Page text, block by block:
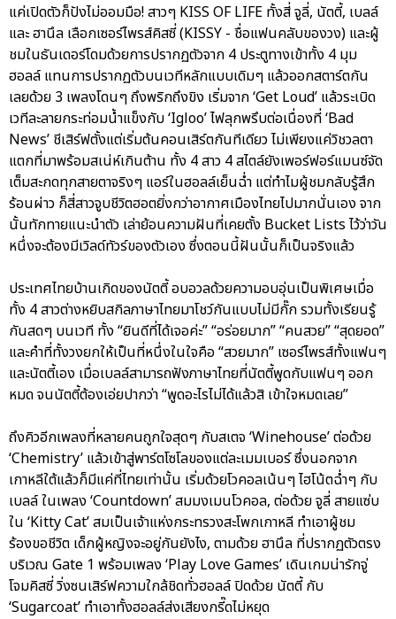
แค่เปิดตัวก็ปังไม่ออมมือ! สาวๆ KISS OF LIFE ทั้งสี่ จูลี่, นัตตี้, เบลล์
และ ฮานึล เลือกเซอร์ไพรส์คิสซี่ (KISSY - ชื่อแฟนคลับของวง) และผู้
ชมในธันเดอร์โดมด้วยการปรากฏตัวจาก 4 ประตูทางเข้าทั้ง 4 มุม
ฮอลล์ แทนการปรากฏตัวบนเวทีหลักแบบเดิมๆ แล้วออกสตาร์ตกัน
เลยด้วย 3 เพลงโดนๆ ถึงพริกถึงขิง เริ่มจาก ‘Get Loud’ แล้วระเบิด
เวทีละลายกระท่อมน้ำแข็งกับ ‘Igloo’ ไฟลุกพรึบต่อเนื่องที่ ‘Bad
News’ ชีเสิร์ฟตั้งแต่เริ่มต้นคอนเสิร์ตกันทีเดียว ไม่เพียงแค่วิชวลตา
แตกที่มาพร้อมสเน่ห์เกินต้าน ทั้ง 4 สาว 4 สไตล์ยังเพอร์ฟอร์แมนซ์จัด
เต็มสะกดทุกสายตาจริงๆ แอร์ในฮอลล์เย็นฉ่ำ แต่ทำไมผู้ชมกลับรู้สึก
ร้อนผ่าว ก็สี่สาวจูบชีวิตฮอตยิ่งกว่าอากาศเมืองไทยไปมากนั่นเอง จาก
นั้นทักทายแนะนำตัว เล่าย้อนความฝันที่เคยตั้ง Bucket Lists ไว้ว่าวัน
หนึ่งจะต้องมีเวิลด์ทัวร์ของตัวเอง ซึ่งตอนนี้ฝันนั้นก็เป็นจริงแล้ว
ประเทศไทยบ้านเกิดของนัตตี้ อบอวลด้วยความอบอุ่นเป็นพิเศษเมื่อ
ทั้ง 4 สาวต่างหยิบสกิลภาษาไทยมาโชว์กันแบบไม่มีกั๊ก รวมทั้งเรียนรู้
กันสดๆ บนเวที ทั้ง “ยินดีที่ได้เจอค่ะ” “อร่อยมาก” “คนสวย” “สุดยอด”
และคำที่ทั้งวงยกให้เป็นที่หนึ่งในใจคือ “สวยมาก” เซอร์ไพรส์ทั้งแฟนๆ
และนัตตี้เอง เมื่อเบลล์สามารถฟังภาษาไทยที่นัตตี้พูดกับแฟนๆ ออก
หมด จนนัตตี้ต้องเอ่ยปากว่า “พูดอะไรไม่ได้แล้วสิ เข้าใจหมดเลย”
ถึงคิวอีกเพลงที่หลายคนถูกใจสุดๆ กับสเตจ ‘Winehouse’ ต่อด้วย
‘Chemistry’ แล้วเข้าสู่พาร์ตโซโลของแต่ละเมมเบอร์ ซึ่งนอกจาก
เกาหลีใต้แล้วก็มีแค่ที่ไทยเท่านั้น เริ่มด้วยโวคอลเน้นๆ ไฮโน้ตฉ่ำๆ กับ
เบลล์ ในเพลง ‘Countdown’ สมมงเมนโวคอล, ต่อด้วย จูลี่ สายแซ่บ
ใน ‘Kitty Cat’ สมเป็นเจ้าแห่งกระทรวงสะโพกเกาหลี ทำเอาผู้ชม
ร้องขอชีวิต เด็กผู้หญิงจะอยู่กันยังไง, ตามด้วย ฮานึล ที่ปรากฏตัวตรง
บริเวณ Gate 1 พร้อมเพลง ‘Play Love Games’ เดินเกมน่ารักจู่
โจมคิสซี่ วิ่งซนเสิร์ฟความใกล้ชิดทั่วฮอลล์ ปิดด้วย นัตตี้ กับ
‘Sugarcoat’ ทำเอาทั้งฮอลล์ส่งเสียงกรี๊ดไม่หยุด